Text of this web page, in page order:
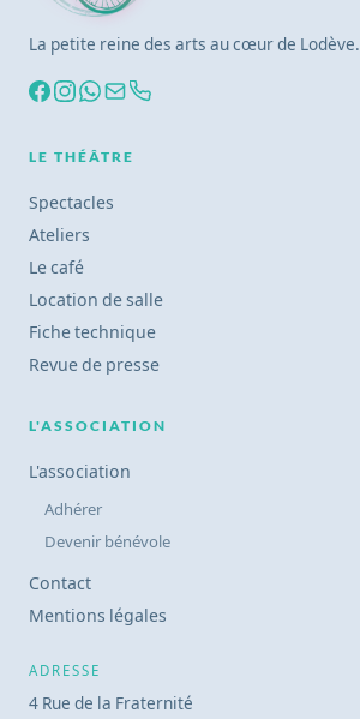
La petite reine des arts au cœur de Lodève.
LE THÉÂTRE
Spectacles
Ateliers
Le café
Location de salle
Fiche technique
Revue de presse
L'ASSOCIATION
L'association
Adhérer
Devenir bénévole
Contact
Mentions légales
ADRESSE
4 Rue de la Fraternité